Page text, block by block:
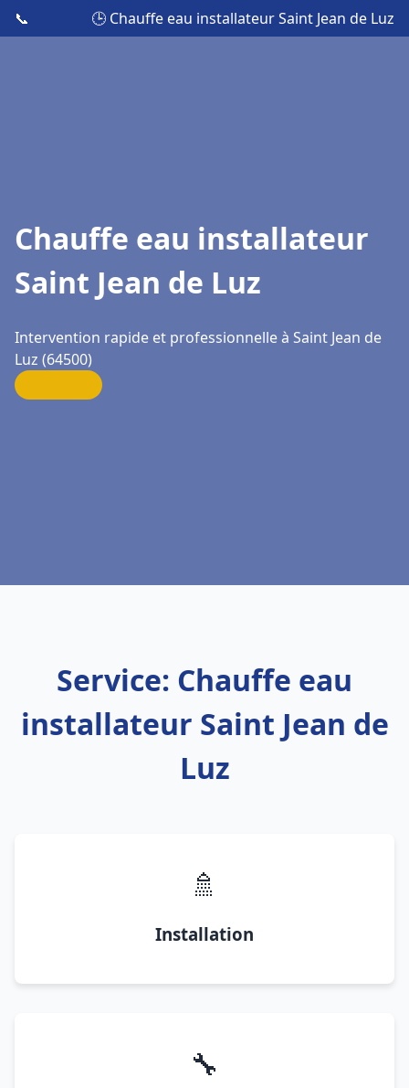
📞 🕒 Chauffe eau installateur Saint Jean de Luz
Chauffe eau installateur
Saint Jean de Luz
Intervention rapide et professionnelle à Saint Jean de
Luz (64500)
Service: Chauffe eau
installateur Saint Jean de
Luz
🚿
Installation
🔧